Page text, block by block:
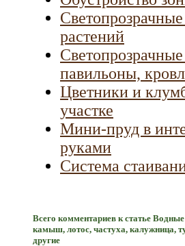
растений
павильоны,
Цветники и
участке
Мини-пруд в
руками
Система
Всего комментариев к статье
камыш, лотос, частуха, калужница,
другие